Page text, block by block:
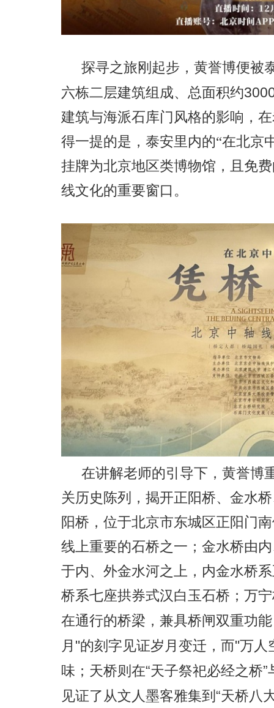
探寻之旅刚起步 ， 黄誉博便被
六栋二层建筑组成、总面积约
建筑与海派石库门风格的影响，
得一提的是，泰安里内的“在北京
挂牌为北京地区类博物馆，且免
线文化的重要窗口。
在讲解老师的引导下，黄誉博
关历史陈列，揭开正阳桥、金水
阳桥，位于北京市东城区正阳门
线上重要的石桥之一 ； 金水桥由内
于内、外金水河之上 ， 内金水桥
桥系七座拱券式汉白玉石桥 ； 万
在通行的桥梁，兼具桥闸双重功
月 "的刻字见证岁月变迁，而"万人
味；天桥则在“天子祭祀必经之桥”
见证了从文人墨客雅集到 “天桥八